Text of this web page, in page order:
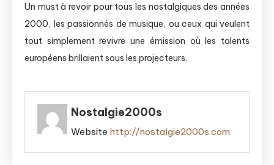
Un must à revoir pour tous les nostalgiques des années
2000, les passionnés de musique, ou ceux qui veulent
tout simplement revivre une émission où les talents
européens brillaient sous les projecteurs.
Nostalgie2000s
Website http://nostalgie2000s.com